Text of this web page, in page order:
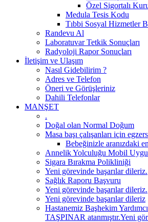
Özel Sigortalı
Medula Tesis Kodu
Tıbbi Sosyal Hizmetler
Randevu Al
Laboratuvar Tetkik Sonuçları
Radyoloji Rapor Sonuçları
İletişim ve Ulaşım
Nasıl Gidebilirim ?
Adres ve Telefon
Öneri ve Görüşleriniz
Dahili Telefonlar
MANŞET
.
Doğal olan Normal Doğum
Masa başı çalışanları için
Bebeğinizle aranızdaki
Annelik Yolculuğu Mobil
Sigara Bırakma Polikliniği
Yeni görevinde başarılar dileriz.
Sağlık Raporu Başvuru
Yeni görevinde başarılar dileriz.
Yeni görevinde başarılar dileriz
Hastanemiz Başhekim
TAŞPINAR atanmıştır.Yeni